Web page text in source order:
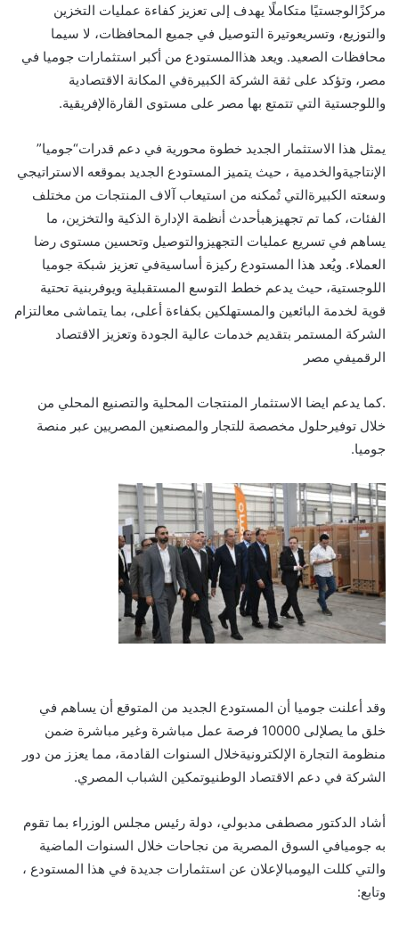
مركزالوجستيا متكامل يهدف إلى تعزيز كفاءة عمليات التخزين
والتوزيع، وتسريعوتيرة التوصيل في جميع المحافظات، لا سيما
محافظات الصعيد. ويعد هذاالمستودع من أكبر استثمارات جوميا في
مصر ، وتؤكد على ثقة الشركة الكبيرةفي المكانة الاقتصادية
واللوجستية التي تتمتع بها مصر على مستوى القارةالإفريقية.
يمثل هذا الاستثمار الجديد خطوة محورية في دعم قدرات“جوميا”
الإنتاجيةوالخدمية ، حيث يتميز المستودع الجديد بموقعه الاستراتيجي
وسعته الكبيرةالتي تمكنه من استيعاب آلاف المنتجات من مختلف
الفئات،كما تم تجهيزهبأحدث أنظمة الإدارة الذكية والتخزين، ما
يساهم في تسريع عمليات التجهيز والتوصيل وتحسين مستوى رضا
العملاء. ويعد هذا المستودع ركيزة أساسيةفي تعزيز شبكة جوميا
اللوجستية، حيث يدعم خطط التوسع المستقبلية ويوفر بنية تحتية
قوية لخدمة البائعين والمستهلكين بكفاءة أعلى، بما يتماشى معالتزام
الشركة المستمر بتقديم خدمات عالية الجودة وتعزيز الاقتصاد
الرقميفي مصر
.كما يدعم ايضا الاستثمار المنتجات المحلية والتصنيع المحلي من
خلال توفير حلول مخصصة للتجار والمصنعين المصريين عبر منصة
جوميا.
وقد أعلنت جوميا أن المستودع الجديد من المتوقع أن يساهم في
خلق ما يصلإلى فرصة عمل مباشرة وغير مباشرة ضمن
منظومة التجارة الإلكترونيةخلال السنوات القادمة، مما يعزز من دور
الشركة في دعم الاقتصاد الوطنيوتمكين الشباب المصري.
أشاد الدكتور مصطفى مدبولي، دولة رئيس مجلس الوزراء بما تقوم
به جوميافي السوق المصرية من نجاحات خلال السنوات الماضية
والتي كللت اليومبالإعلان عن استثمارات جديدة في هذا المستودع ،
وتابع: